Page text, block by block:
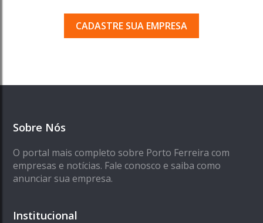
CADASTRE SUA EMPRESA
Sobre Nós
O portal mais completo sobre Porto Ferreira com
empresas e notícias. Fale conosco e saiba como
anunciar sua empresa.
Institucional